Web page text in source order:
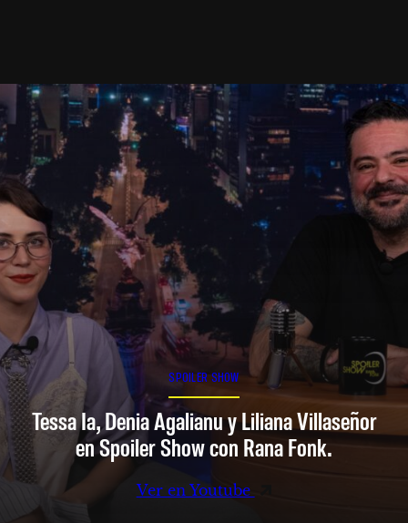
SPOILER SHOW
Tessa Ia, Denia Agalianu y Liliana Villaseñor
en Spoiler Show con Rana Fonk.
Ver en Youtube